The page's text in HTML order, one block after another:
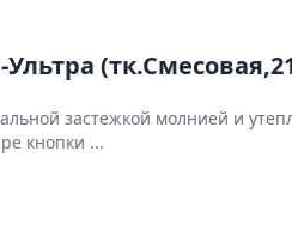
застежкой молнией и
кнопки ...